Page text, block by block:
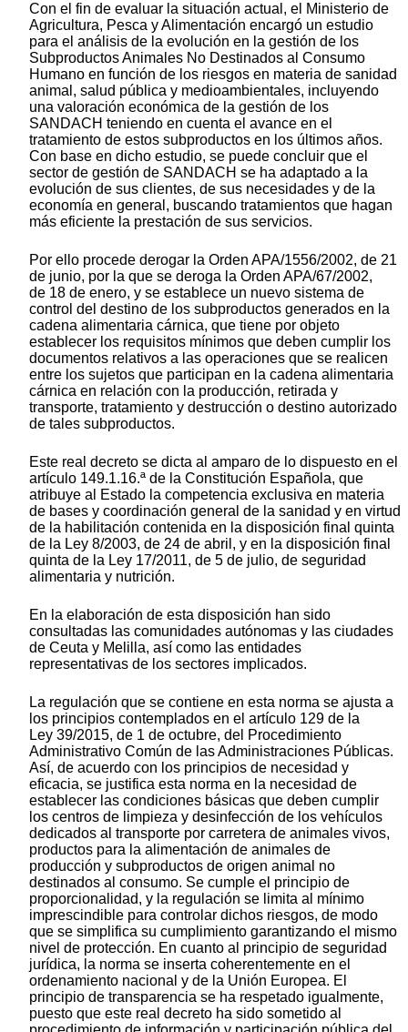
Con el fin de evaluar la situación actual, el Ministerio de
Agricultura, Pesca y Alimentación encargó un estudio
para el análisis de la evolución en la gestión de los
Subproductos Animales No Destinados al Consumo
Humano en función de los riesgos en materia de sanidad
animal, salud pública y medioambientales, incluyendo
una valoración económica de la gestión de los
SANDACH teniendo en cuenta el avance en el
tratamiento de estos subproductos en los últimos años.
Con base en dicho estudio, se puede concluir que el
sector de gestión de SANDACH se ha adaptado a la
evolución de sus clientes, de sus necesidades y de la
economía en general, buscando tratamientos que hagan
más eficiente la prestación de sus servicios.
Por ello procede derogar la Orden APA/1556/2002, de 21
de junio, por la que se deroga la Orden APA/67/2002,
de 18 de enero, y se establece un nuevo sistema de
control del destino de los subproductos generados en la
cadena alimentaria cárnica, que tiene por objeto
establecer los requisitos mínimos que deben cumplir los
documentos relativos a las operaciones que se realicen
entre los sujetos que participan en la cadena alimentaria
cárnica en relación con la producción, retirada y
transporte, tratamiento y destrucción o destino autorizado
de tales subproductos.
Este real decreto se dicta al amparo de lo dispuesto en el
artículo 149.1.16.ª de la Constitución Española, que
atribuye al Estado la competencia exclusiva en materia
de bases y coordinación general de la sanidad y en virtud
de la habilitación contenida en la disposición final quinta
de la Ley 8/2003, de 24 de abril, y en la disposición final
quinta de la Ley 17/2011, de 5 de julio, de seguridad
alimentaria y nutrición.
En la elaboración de esta disposición han sido
consultadas las comunidades autónomas y las ciudades
de Ceuta y Melilla, así como las entidades
representativas de los sectores implicados.
La regulación que se contiene en esta norma se ajusta a
los principios contemplados en el artículo 129 de la
Ley 39/2015, de 1 de octubre, del Procedimiento
Administrativo Común de las Administraciones Públicas.
Así, de acuerdo con los principios de necesidad y
eficacia, se justifica esta norma en la necesidad de
establecer las condiciones básicas que deben cumplir
los centros de limpieza y desinfección de los vehículos
dedicados al transporte por carretera de animales vivos,
productos para la alimentación de animales de
producción y subproductos de origen animal no
destinados al consumo. Se cumple el principio de
proporcionalidad, y la regulación se limita al mínimo
imprescindible para controlar dichos riesgos, de modo
que se simplifica su cumplimiento garantizando el mismo
nivel de protección. En cuanto al principio de seguridad
jurídica, la norma se inserta coherentemente en el
ordenamiento nacional y de la Unión Europea. El
principio de transparencia se ha respetado igualmente,
puesto que este real decreto ha sido sometido al